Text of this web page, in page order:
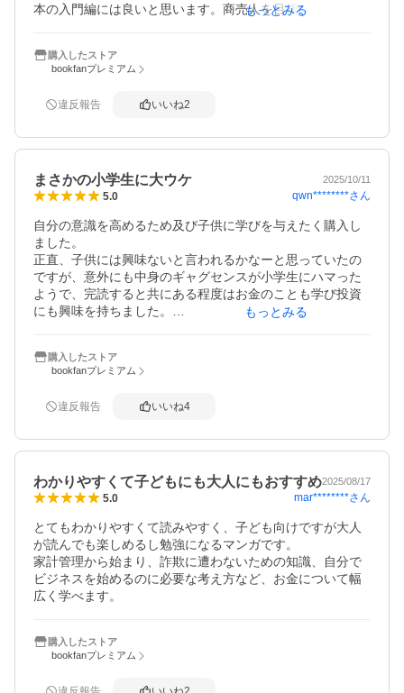
本の入門編には良いと思います。商売人を目指す人はとて
もっとみる
購入したストア
bookfanプレミアム
違反報告 いいね2
まさかの小学生に大ウケ 2025/10/11
5.0 qwn********さん
自分の意識を高めるため及び子供に学びを与えたく購入し
ました。
正直、子供には興味ないと言われるかなーと思っていたの
ですが、意外にも中身のギャグセンスが小学生にハマった
ようで、完読すると共にある程度はお金のことも学び投資
にも興味を持ちました。
もたらした本書はとても安い買い物になりました。
もっとみる
購入したストア
bookfanプレミアム
違反報告 いいね4
わかりやすくて子どもにも大人にもおすすめ2025/08/17
5.0 mar********さん
とてもわかりやすくて読みやすく、子ども向けですが大人
が読んでも楽しめるし勉強になるマンガです。
家計管理から始まり、詐欺に遭わないための知識、自分で
ビジネスを始めるのに必要な考え方など、お金について幅
広く学べます。
購入したストア
bookfanプレミアム